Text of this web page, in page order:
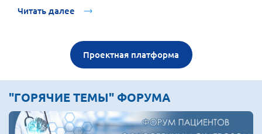
Читать далее
Проектная платформа
"ГОРЯЧИЕ ТЕМЫ" ФОРУМА